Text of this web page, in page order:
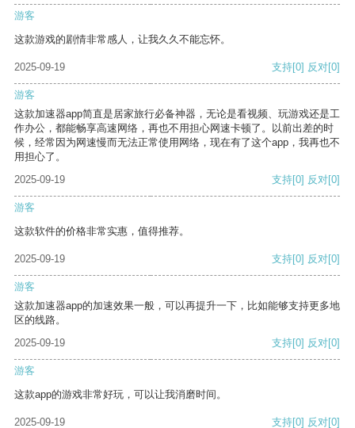
游客
这款游戏的剧情非常感人，让我久久不能忘怀。
2025-09-19 支持[0] 反对[0]
游客
这款加速器app简直是居家旅行必备神器，无论是看视频、玩游戏还是工
作办公，都能畅享高速网络，再也不用担心网速卡顿了。以前出差的时
候，经常因为网速慢而无法正常使用网络，现在有了这个app，我再也不
用担心了。
2025-09-19
支持[0] 反对[0]
游客
这款软件的价格非常实惠，值得推荐。
2025-09-19 支持[0] 反对[0]
游客
这款加速器app的加速效果一般，可以再提升一下，比如能够支持更多地
区的线路。
2025-09-19
支持[0] 反对[0]
游客
这款app的游戏非常好玩，可以让我消磨时间。
2025-09-19 支持[0] 反对[0]